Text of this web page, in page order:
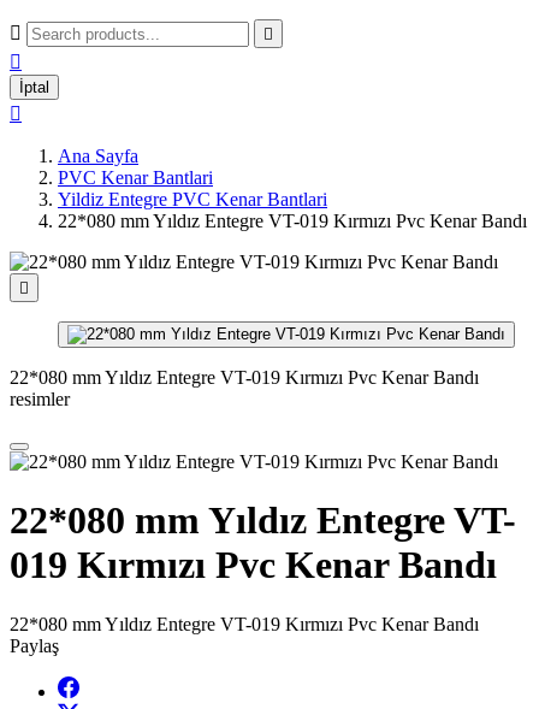
 

İptal

Ana Sayfa
PVC Kenar Bantlari
Yildiz Entegre PVC Kenar Bantlari
22*080 mm Yıldız Entegre VT-019 Kırmızı Pvc Kenar Bandı

22*080 mm Yıldız Entegre VT-019 Kırmızı Pvc Kenar Bandı
resimler
22*080 mm Yıldız Entegre VT-
019 Kırmızı Pvc Kenar Bandı
22*080 mm Yıldız Entegre VT-019 Kırmızı Pvc Kenar Bandı
Paylaş